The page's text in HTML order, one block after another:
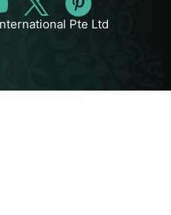
Pte Ltd